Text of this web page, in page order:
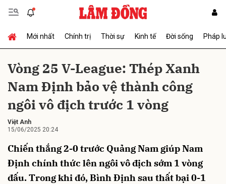
Mới nhất Chính trị Thời sự Kinh tế Đời sống Pháp
Vòng 25 V-League: Thép Xanh
Nam Định bảo vệ thành công
ngôi vô địch trước 1 vòng
Việt Anh
15/06/2025 20:24
Chiến thắng 2-0 trước Quảng Nam giúp Nam
Định chính thức lên ngôi vô địch sớm 1 vòng
đấu. Trong khi đó, Bình Định sau thất bại 0-1
Gửi bình luận
Hủy Gửi